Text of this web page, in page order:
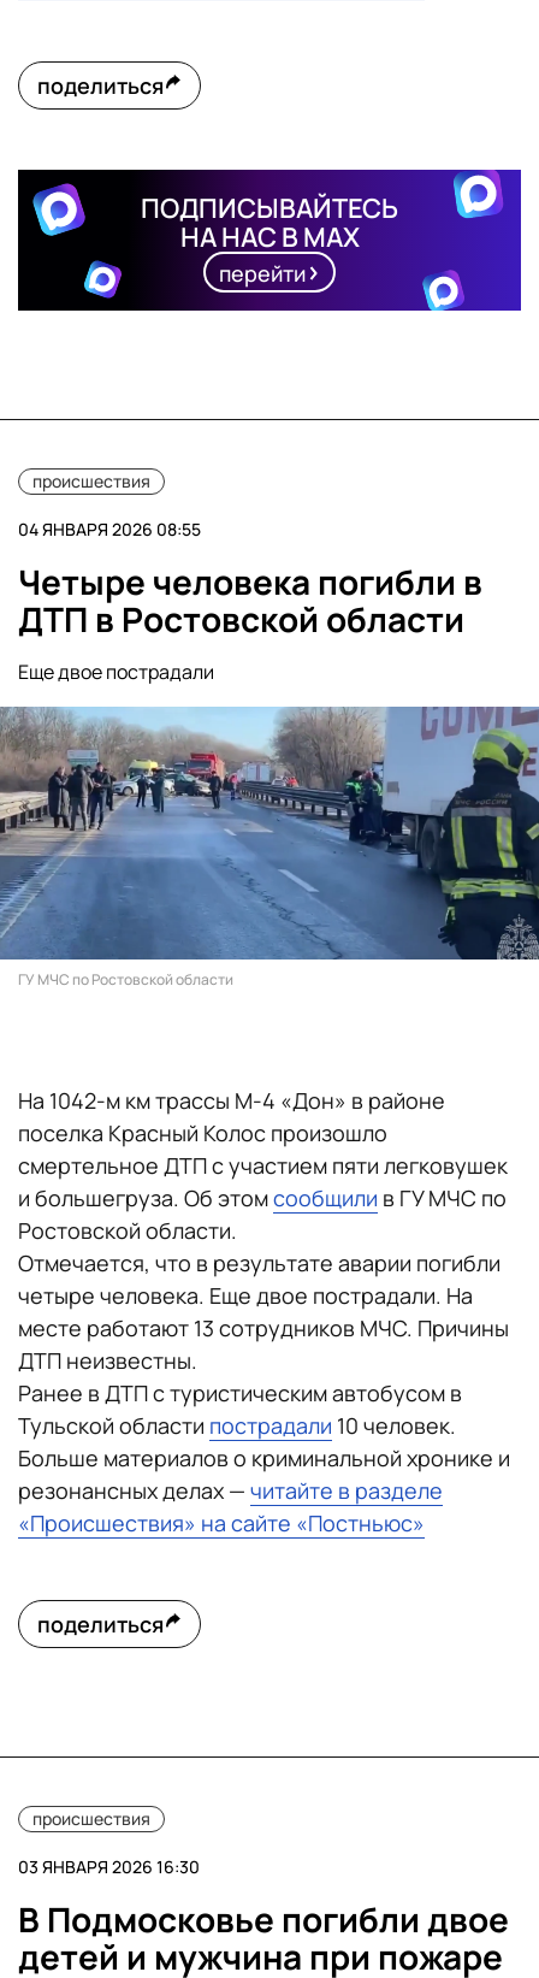
поделиться
ПОДПИСЫВАЙТЕСЬ
НА НАС В MAX
перейти
происшествия
04 ЯНВАРЯ 2026 08:55
Четыре человека погибли в
ДТП в Ростовской области
Еще двое пострадали
ГУ МЧС по Ростовской области
На 1042-м км трассы М-4 «Дон» в районе
поселка Красный Колос произошло
смертельное ДТП с участием пяти легковушек
и большегруза. Об этомсообщили в ГУ МЧС по
Ростовской области.
Отмечается, что в результате аварии погибли
четыре человека. Еще двое пострадали. На
месте работают 13 сотрудников МЧС. Причины
ДТП неизвестны.
Ранее в ДТП с туристическим автобусом в
Тульской области пострадали 10 человек.
Больше материалов о криминальной хронике и
резонансных делах — читайте в разделе
«Происшествия» на сайте «Постньюс»
поделиться
происшествия
03 ЯНВАРЯ 2026 16:30
В Подмосковье погибли двое
детей и мужчина при пожаре